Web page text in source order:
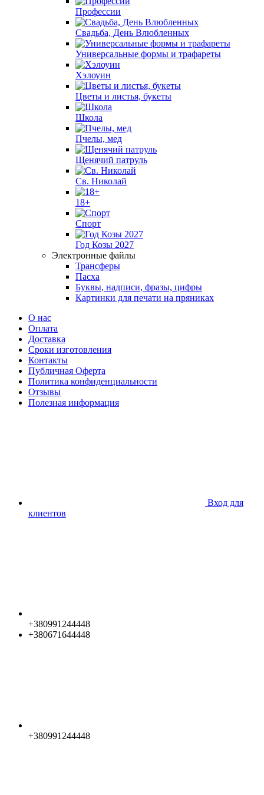
Профессии
Свадьба, День Влюбленных
Универсальные формы и трафареты
Хэлоуин
Цветы и листья, букеты
Школа
Пчелы, мед
Щенячий патруль
Св. Николай
18+
Спорт
Год Козы 2027
Электронные файлы
Трансферы
Пасха
Буквы, надписи, фразы, цифры
Картинки для печати на пряниках
О нас
Оплата
Доставка
Сроки изготовления
Контакты
Публичная Оферта
Политика конфиденциальности
Отзывы
Полезная информация
Вход для
клиентов
+380991244448
+380671644448
+380991244448